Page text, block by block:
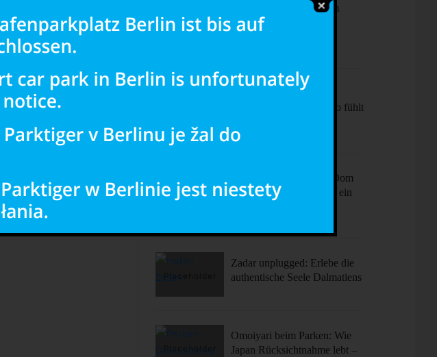
nächster Urlaub in einem
dieser coolen Airbnbs
Sehenswürdigkeiten – So fühlt
Ciao Milano! Mehr als Dom
& Mode – Dein Plan für ein
Zadar unplugged: Erlebe die
authentische Seele Dalmatiens
Omoiyari beim Parken: Wie
Japan Rücksichtnahme lebt –